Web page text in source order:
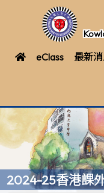
eClass 最新
2024-25香港課